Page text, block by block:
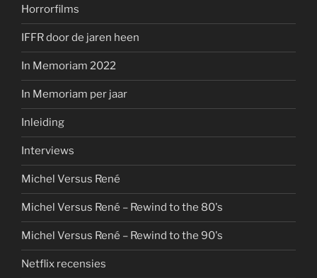
Horrorfilms
IFFR door de jaren heen
In Memoriam 2022
In Memoriam per jaar
Inleiding
Interviews
Michel Versus René
Michel Versus René – Rewind to the 80's
Michel Versus René – Rewind to the 90's
Netflix recensies